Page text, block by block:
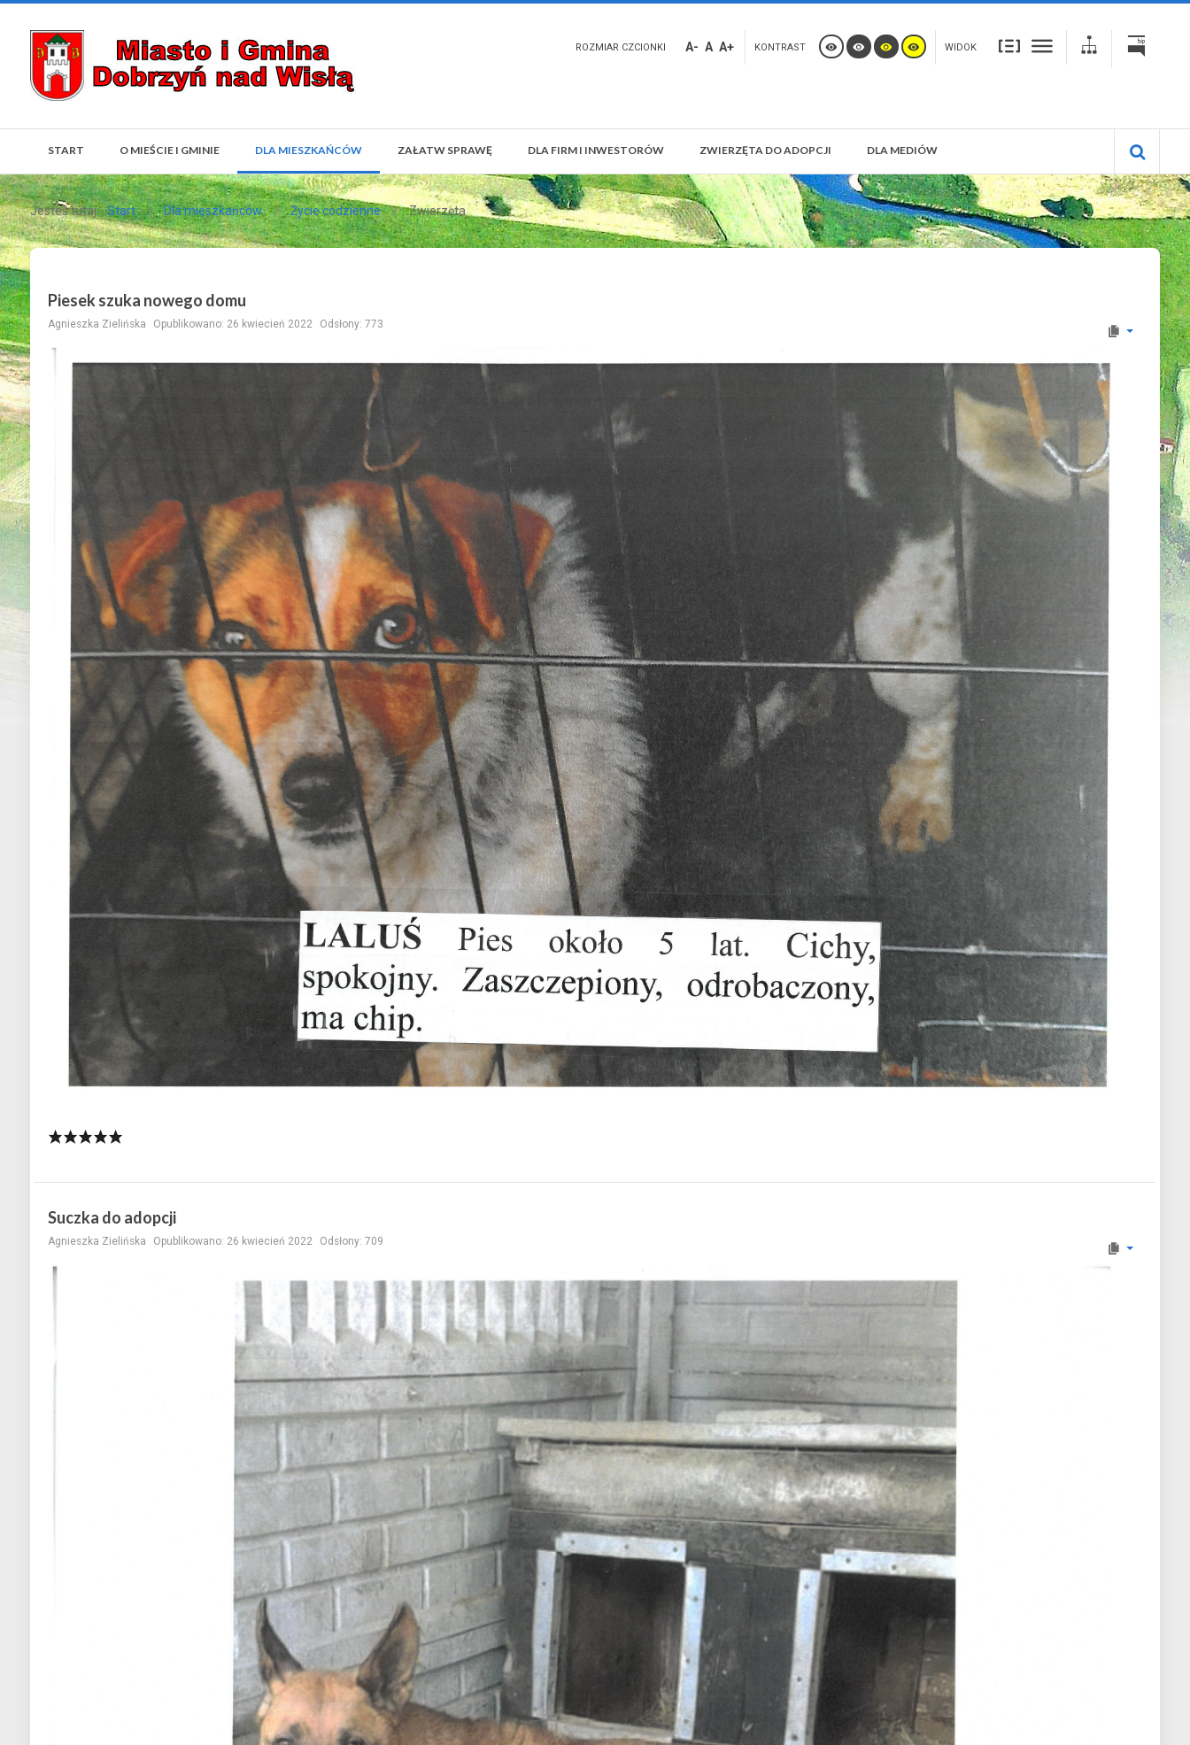
ROZMIAR CZCIONKI A- A A+ KONTRAST WIDOK
START O MIEŚCIE I GMINIE DLA MIESZKAŃCÓW ZAŁATW SPRAWĘ DLA FIRM I INWESTORÓW ZWIERZĘTA DO ADOPCJI DLA MEDIÓW
Jesteś tutaj:Start Dla mieszkańców Życie codzienne Zwierzęta
Piesek szuka nowego domu
Agnieszka Zielińska Opublikowano: 26 kwiecień 2022 Odsłony: 773
Suczka do adopcji
Agnieszka Zielińska Opublikowano: 26 kwiecień 2022 Odsłony: 709